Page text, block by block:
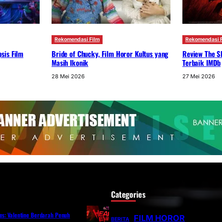
Film
Rekomendasi Film
Bride of Chucky, Film Horor Kultus yang
Masih Ikonik
28 Mei 2026
Rekomendasi
Review The
Terbaik IMDb
27 Mei 2026
Valentine Berdarah Penuh
Categories
BERITA FILM HOROR